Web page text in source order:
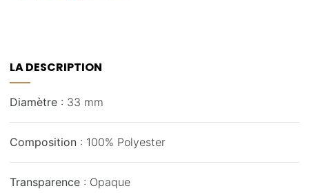
LA DESCRIPTION
Diamètre : 33 mm
Composition : 100% Polyester
Transparence : Opaque